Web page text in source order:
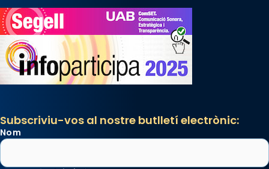
Subscriviu-vos al nostre butlletí electrònic:
Nom